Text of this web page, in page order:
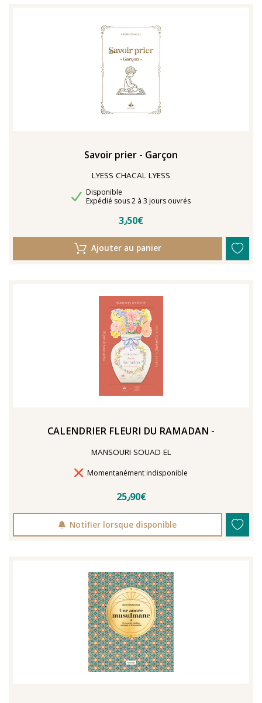
Savoir prier - Garçon
LYESS CHACAL LYESS
Disponibilité
Disponible
Délais de livraison
Expédié sous 2 à 3 jours ouvrés
3٫50€
Ajouter au panier
CALENDRIER FLEURI DU RAMADAN -
MANSOURI SOUAD EL
Délais de livraison
Momentanément indisponible
25٫90€
Notifier lorsque disponible